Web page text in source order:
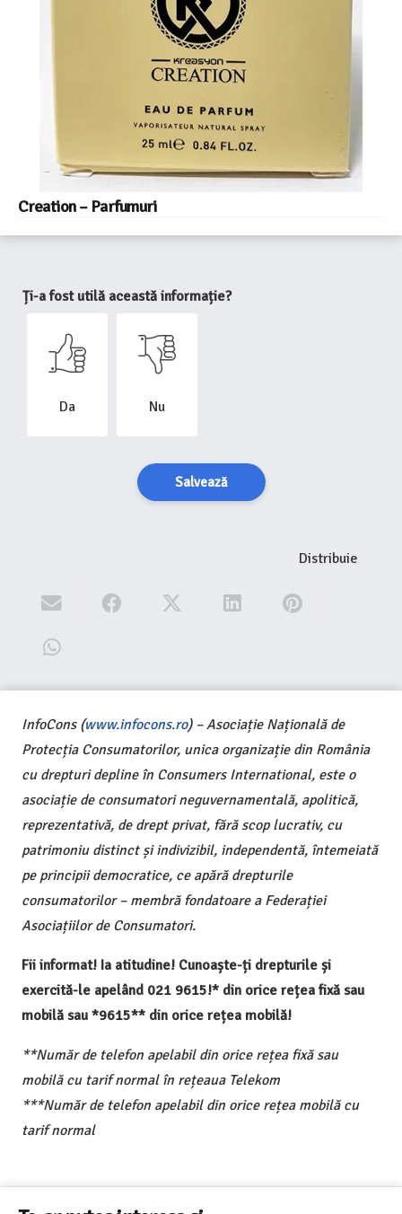
Creation – Parfumuri
Ți-a fost utilă această informație?
Da Nu
Salvează
Distribuie
InfoCons (www.infocons.ro) – Asociație Națională de
Protecția Consumatorilor, unica organizație din România
cu drepturi depline în Consumers International, este o
asociație de consumatori neguvernamentală, apolitică,
reprezentativă, de drept privat, fără scop lucrativ, cu
patrimoniu distinct și indivizibil, independentă, întemeiată
pe principii democratice, ce apără drepturile
consumatorilor – membră fondatoare a Federației
Asociațiilor de Consumatori.
Fii informat! Ia atitudine! Cunoaște-ți drepturile și
exercită-le apelând 021 9615!* din orice rețea fixă sau
mobilă sau *9615** din orice rețea mobilă!
**Număr de telefon apelabil din orice rețea fixă sau
mobilă cu tarif normal în rețeaua Telekom
***Număr de telefon apelabil din orice rețea mobilă cu
tarif normal